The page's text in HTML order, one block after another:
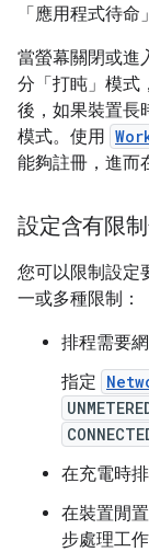
「應用程式待命
當螢幕關閉或進
分「打盹」模式
後，如果裝置長
模式。使用
能夠註冊，進而
設定含有限
您可以限制設定
一或多種限制：
排程需要網
指定
在充電時排
在裝置閒
步處理工